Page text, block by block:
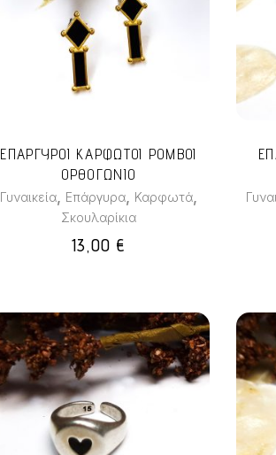
ΕΠΑΡΓΥΡΟΙ ΚΑΡΦΩΤΟΙ ΡΟΜΒΟΙ
ΟΡΘΟΓΩΝΙΟ
Γυναικεία, Επάργυρα, Καρφωτά,
Σκουλαρίκια
13,00€